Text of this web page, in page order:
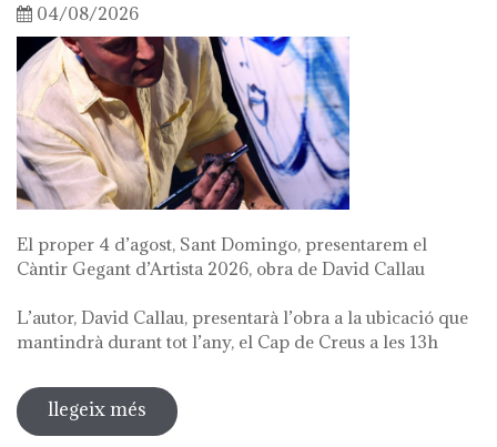
04/08/2026
El proper 4 d’agost, Sant Domingo, presentarem el
Càntir Gegant d’Artista 2026, obra de David Callau
L’autor, David Callau, presentarà l’obra a la ubicació que
mantindrà durant tot l’any, el Cap de Creus a les 13h
llegeix més sobre presentació càntir gegant
d'artista